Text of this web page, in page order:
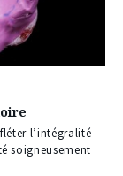
l’intégralité
soigneusement